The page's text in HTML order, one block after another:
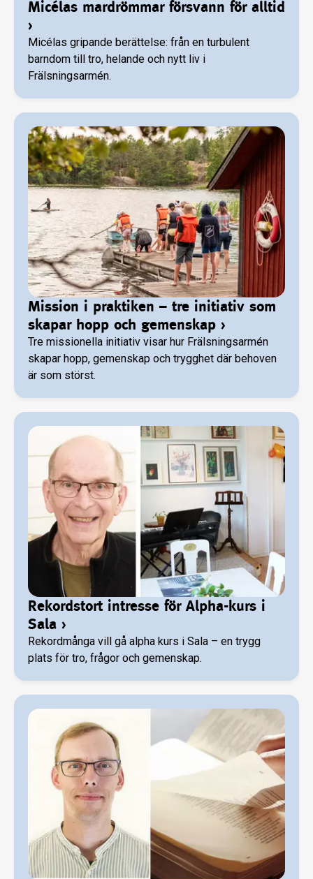
Micélas mardrömmar försvann för alltid
›
Micélas gripande berättelse: från en turbulent
barndom till tro, helande och nytt liv i
Frälsningsarmén.
Mission i praktiken – tre initiativ som
skapar hopp och gemenskap ›
Tre missionella initiativ visar hur Frälsningsarmén
skapar hopp, gemenskap och trygghet där behoven
är som störst.
Rekordstort intresse för Alpha-kurs i
Sala ›
Rekordmånga vill gå alpha kurs i Sala – en trygg
plats för tro, frågor och gemenskap.